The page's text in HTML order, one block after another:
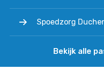
Spoedzorg
Bekijk alle